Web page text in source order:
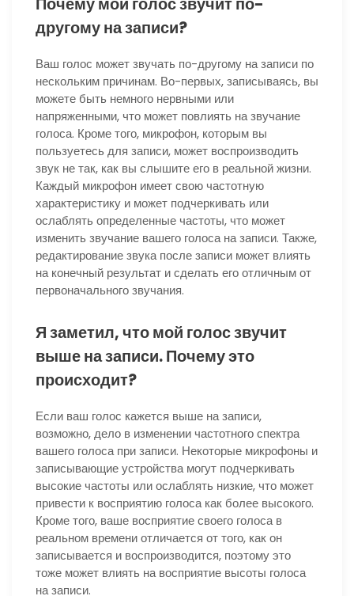
другому на записи?
Ваш голос может звучать по-другому на записи по
нескольким причинам. Во-первых, записываясь, вы
можете быть немного нервными или
напряженными, что может повлиять на звучание
голоса. Кроме того, микрофон, которым вы
пользуетесь для записи, может воспроизводить
звук не так, как вы слышите его в реальной жизни.
Каждый микрофон имеет свою частотную
характеристику и может подчеркивать или
ослаблять определенные частоты, что может
изменить звучание вашего голоса на записи. Также,
редактирование звука после записи может влиять
на конечный результат и сделать его отличным от
первоначального звучания.
Я заметил, что мой голос звучит
выше на записи. Почему это
происходит?
Если ваш голос кажется выше на записи,
возможно, дело в изменении частотного спектра
вашего голоса при записи. Некоторые микрофоны и
записывающие устройства могут подчеркивать
высокие частоты или ослаблять низкие, что может
привести к восприятию голоса как более высокого.
Кроме того, ваше восприятие своего голоса в
реальном времени отличается от того, как он
записывается и воспроизводится, поэтому это
тоже может влиять на восприятие высоты голоса
на записи.